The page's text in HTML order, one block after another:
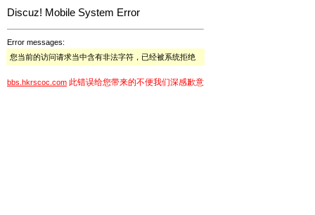
Discuz! Mobile System Error
Error messages:
您当前的访问请求当中含有非法字符，已经被系统拒绝
bbs.hkrscoc.com 此错误给您带来的不便我们深感歉意